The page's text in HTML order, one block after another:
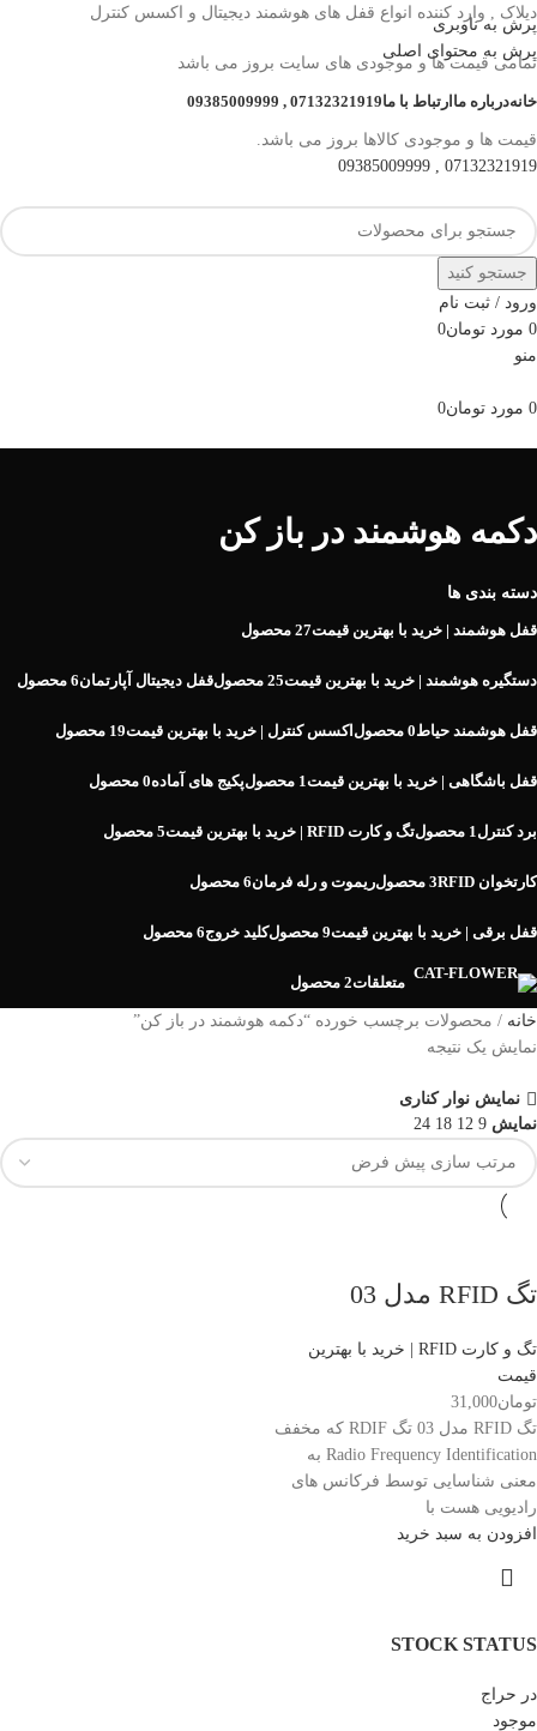
پرش به ناوبری
پرش به محتوای اصلی
دیلاک , وارد کننده انواع قفل های هوشمند دیجیتال و اکسس کنترل
تمامی قیمت ها و موجودی های سایت بروز می باشد
خانهدرباره ما ارتباط با ما07132321919 , 09385009999
قیمت ها و موجودی کالاها بروز می باشد.
07132321919 , 09385009999
جستجو کنید
ورود / ثبت نام
0 مورد تومان0
منو
0 مورد تومان0
دکمه هوشمند در باز کن
دسته بندی ها
قفل هوشمند | خرید با بهترین قیمت27 محصول
دستگیره هوشمند | خرید با بهترین قیمت25 محصول قفل دیجیتال آپارتمان6 محصول
قفل هوشمند حیاط0 محصول اکسس کنترل | خرید با بهترین قیمت19 محصول
قفل باشگاهی | خرید با بهترین قیمت1 محصول پکیج های آماده0 محصول
برد کنترل1 محصول تگ و کارت RFID | خرید با بهترین قیمت 5 محصول
کارتخوان RFID 3 محصول ریموت و رله فرمان6 محصول
قفل برقی | خرید با بهترین قیمت9 محصول کلید خروج6 محصول
متعلقات2 محصول
STOCK STATUS
در حراج
موجود
خانه
محصولات برچسب خورده “دکمه هوشمند در باز کن”
نمایش یک نتیجه
نمایش نوار کناری
نمایش 9
12
18
24
تگ RFID مدل 03
تگ و کارت RFID | خرید با بهترین
قیمت
تومان31,000
تگ RFID مدل 03 تگ RDIF که مخفف
Radio Frequency Identification به
معنی شناسایی توسط فرکانس های
رادیویی هست با
افزودن به سبد خرید